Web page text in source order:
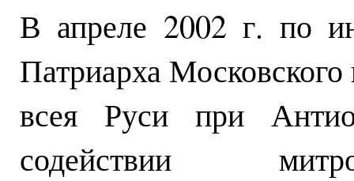
В апреле 2002 г. по
Патриарха Московского
всея Руси при
содействии